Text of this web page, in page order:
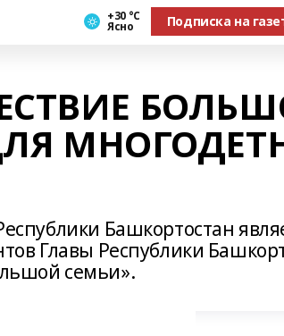
+30 °С
Ясно Подписка на
Башкортостан
Главы Республики
семьи».